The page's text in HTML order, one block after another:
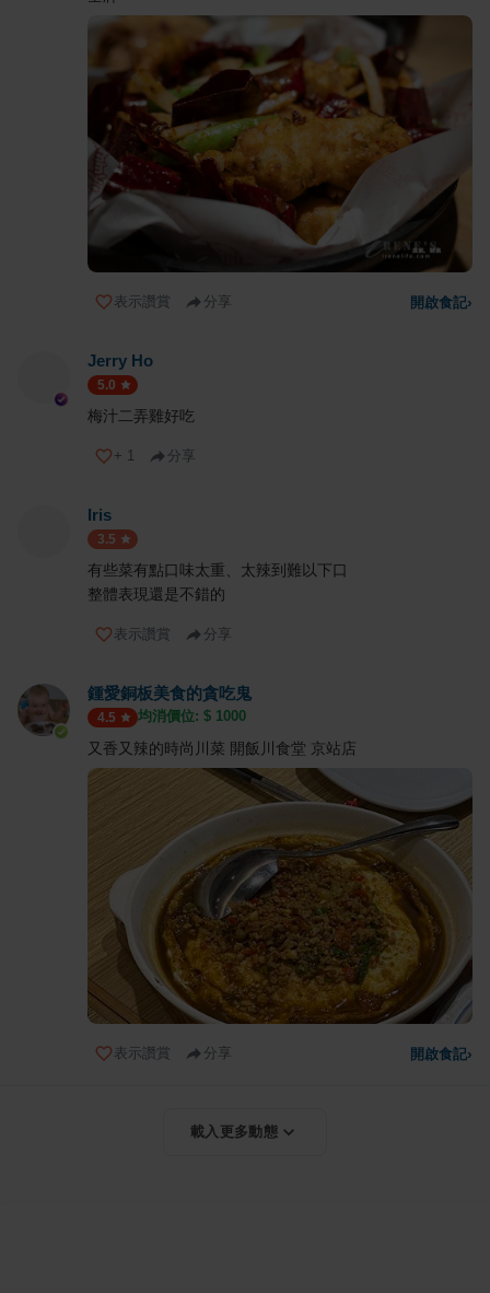
表示讚賞 分享 開啟食記›
Jerry Ho
5.0
梅汁二弄雞好吃
+ 1 分享
Iris
3.5
有些菜有點口味太重、太辣到難以下口
整體表現還是不錯的
表示讚賞 分享
鍾愛銅板美食的貪吃鬼
4.5 均消價位: $ 1000
又香又辣的時尚川菜 開飯川食堂 京站店
表示讚賞 分享 開啟食記›
載入更多動態